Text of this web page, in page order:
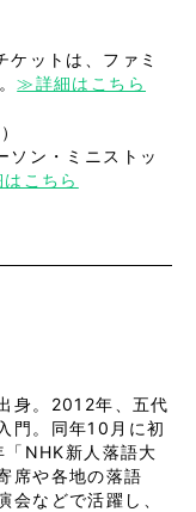
ットは、ファミ
≫詳細はこちら
ソン・ミニストッ
こちら
身。2012年、五代
門。同年10月に初
NHK新人落語大
席や各地の落語
会などで活躍し、